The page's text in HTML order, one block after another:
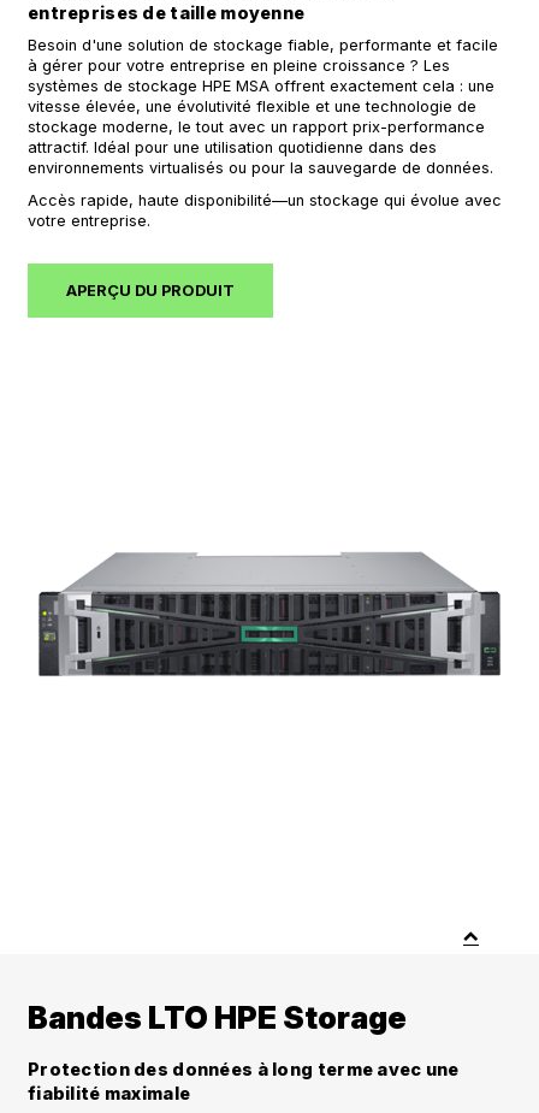
entreprises de taille moyenne
Besoin d'une solution de stockage fiable, performante et facile
à gérer pour votre entreprise en pleine croissance ? Les
systèmes de stockage HPE MSA offrent exactement cela : une
vitesse élevée, une évolutivité flexible et une technologie de
stockage moderne, le tout avec un rapport prix-performance
attractif. Idéal pour une utilisation quotidienne dans des
environnements virtualisés ou pour la sauvegarde de données.
Accès rapide, haute disponibilité—un stockage qui évolue avec
votre entreprise.
APERÇU DU PRODUIT
Bandes LTO HPE Storage
Protection des données à long terme avec une
fiabilité maximale